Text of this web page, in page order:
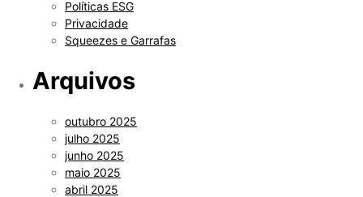
Políticas ESG
Privacidade
Squeezes e Garrafas
Arquivos
outubro 2025
julho 2025
junho 2025
maio 2025
abril 2025